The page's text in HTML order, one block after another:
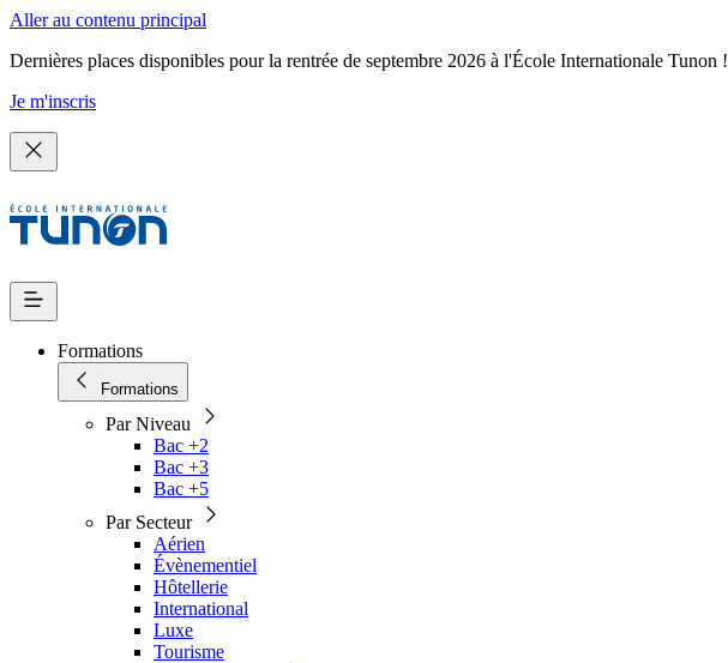
Aller au contenu principal
Dernières places disponibles pour la rentrée de septembre 2026 à l'École Internationale Tunon !
Je m'inscris
Formations
Formations
Par Niveau
Bac +2
Bac +3
Bac +5
Par Secteur
Aérien
Évènementiel
Hôtellerie
International
Luxe
Tourisme